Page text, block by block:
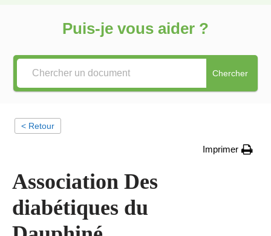
Puis-je vous aider ?
Chercher
< Retour
Imprimer
Association Des
diabétiques du